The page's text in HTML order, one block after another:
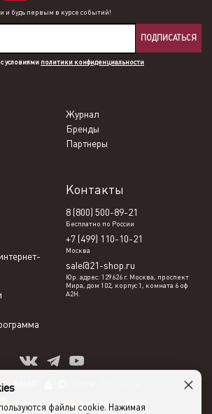
и будь первым в курсе событий!
ПОДПИСАТЬСЯ
условиями политики конфиденциальности
Журнал
Бренды
Партнеры
Контакты
8 (800) 500-89-21
Бесплатно по России
+7 (499) 110-10-21
Москва
sale@21-shop.ru
Юр. адрес: 129626 г. Москва, проспект
Мира, дом 102, корпус 1, комната 6 оф
А2Н.
файлы cookie. Нажимая
×